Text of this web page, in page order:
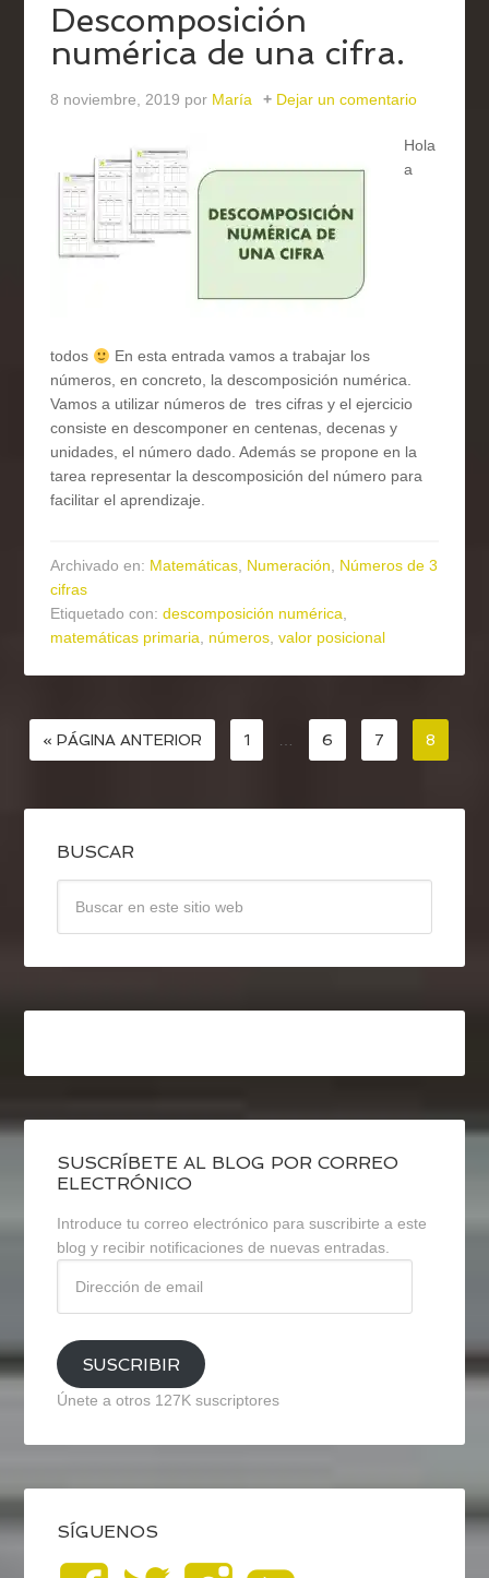
Descomposición
numérica de una cifra.
8 noviembre, 2019 por María Dejar un comentario
Hola
a
todos
En esta entrada vamos a trabajar los
números, en concreto, la descomposición numérica.
Vamos a utilizar números de tres cifras y el ejercicio
consiste en descomponer en centenas, decenas y
unidades, el número dado. Además se propone en la
tarea representar la descomposición del número para
facilitar el aprendizaje.
Archivado en: Matemáticas, Numeración, Números de 3
cifras
Etiquetado con:descomposición numérica,
matemáticas primaria, números,valor posicional
« PÁGINA ANTERIOR 1 … 6 7 8
BUSCAR
SUSCRÍBETE AL BLOG POR CORREO
ELECTRÓNICO
Introduce tu correo electrónico para suscribirte a este
blog y recibir notificaciones de nuevas entradas.
email
SUSCRIBIR
Únete a otros 127K suscriptores
SÍGUENOS